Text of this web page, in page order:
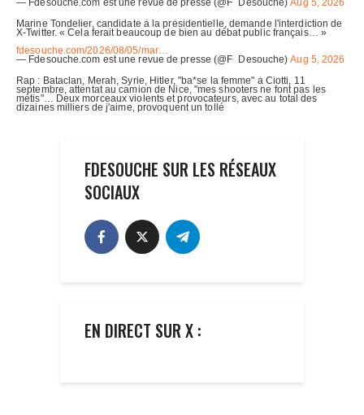
FDESOUCHE SUR LES RÉSEAUX
SOCIAUX
EN DIRECT SUR X :